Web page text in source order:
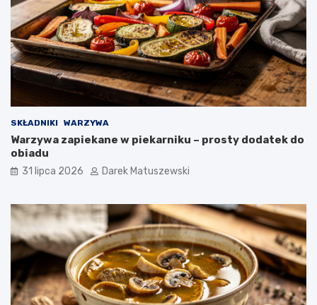
SKŁADNIKI WARZYWA
Warzywa zapiekane w piekarniku – prosty dodatek do
obiadu
31 lipca 2026 Darek Matuszewski